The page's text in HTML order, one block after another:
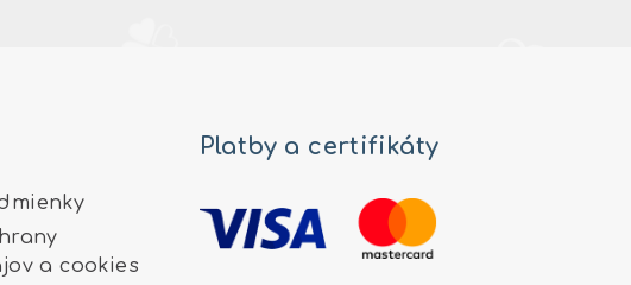
a cookies
Platby a certifikáty